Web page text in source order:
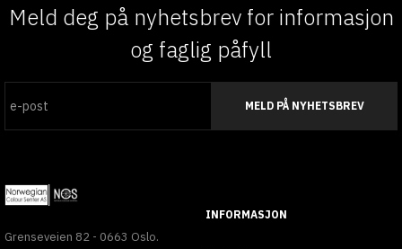
Meld deg på nyhetsbrev for informasjon
og faglig påfyll
MELD PÅ NYHETSBREV
Grenseveien 82 - 0663 Oslo.
INFORMASJON